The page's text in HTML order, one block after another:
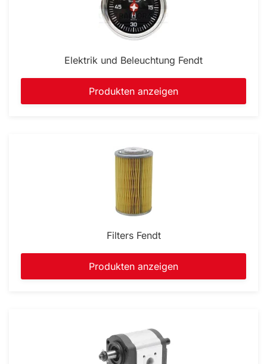
Elektrik und Beleuchtung Fendt
Produkten anzeigen
Filters Fendt
Produkten anzeigen